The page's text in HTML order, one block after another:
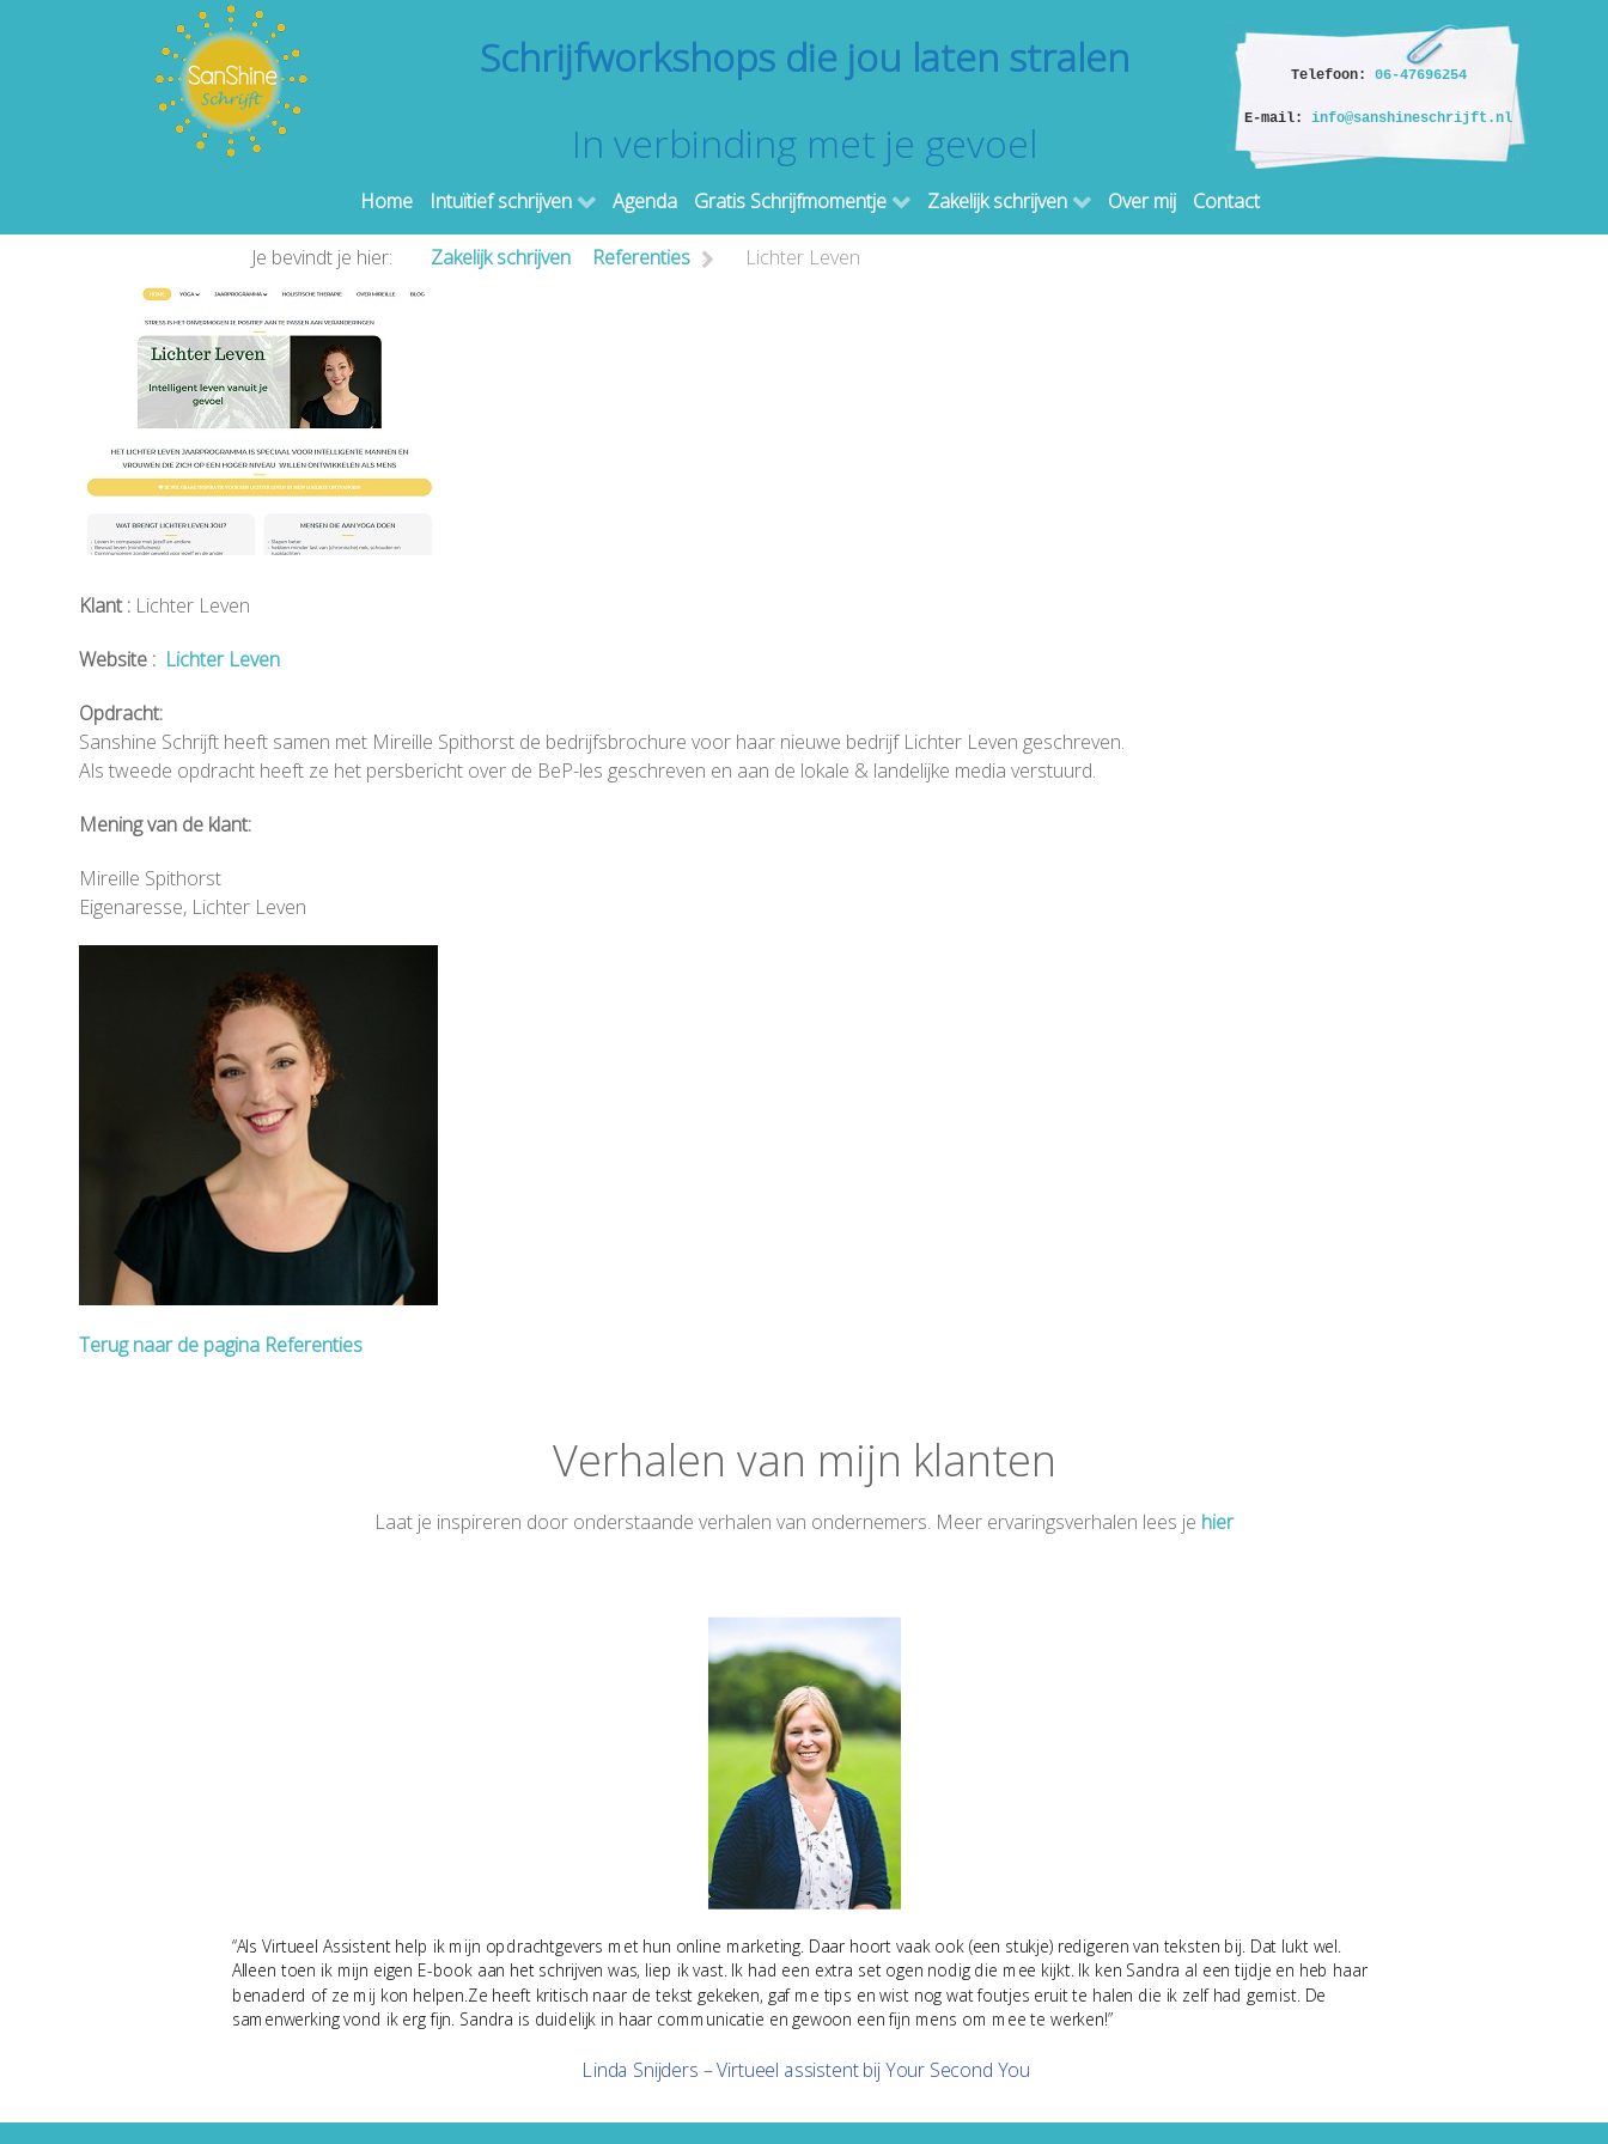
Schrijfworkshops die jou laten stralen
In verbinding met je gevoel
Telefoon: 06-47696254
E-mail: info@sanshineschrijft.nl
Home Intuïtief schrijven Agenda Gratis Schrijfmomentje Zakelijk schrijven Over mij Contact
Je bevindt je hier: Zakelijk schrijven Referenties > Lichter Leven
Klant : Lichter Leven
Website : Lichter Leven
Opdracht:
Sanshine Schrijft heeft samen met Mireille Spithorst de bedrijfsbrochure voor haar nieuwe bedrijf Lichter Leven geschreven.
Als tweede opdracht heeft ze het persbericht over de BeP-les geschreven en aan de lokale & landelijke media verstuurd.
Mening van de klant:
Mireille Spithorst
Eigenaresse, Lichter Leven
Terug naar de pagina Referenties
Verhalen van mijn klanten
Laat je inspireren door onderstaande verhalen van ondernemers. Meer ervaringsverhalen lees je hier
“Als Virtueel Assistent help ik mijn opdrachtgevers met hun online marketing. Daar hoort vaak ook (een stukje) redigeren van teksten bij. Dat lukt wel.
Alleen toen ik mijn eigen E-book aan het schrijven was, liep ik vast. Ik had een extra set ogen nodig die mee kijkt. Ik ken Sandra al een tijdje en heb haar
benaderd of ze mij kon helpen.Ze heeft kritisch naar de tekst gekeken, gaf me tips en wist nog wat foutjes eruit te halen die ik zelf had gemist. De
samenwerking vond ik erg fijn. Sandra is duidelijk in haar communicatie en gewoon een fijn mens om mee te werken!”
Linda Snijders – Virtueel assistent bij Your Second You